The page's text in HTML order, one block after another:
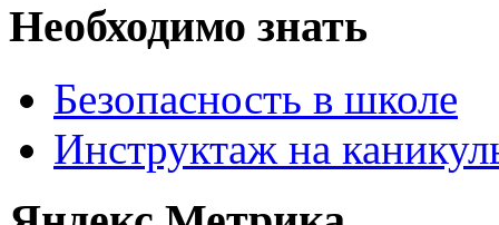
Необходимо знать
Безопасность в школе
Инструктаж на